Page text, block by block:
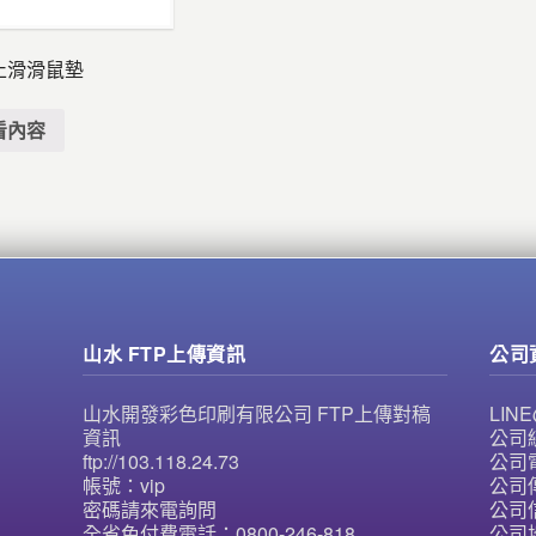
滑滑鼠墊
內容
山水 FTP上傳資訊
山水開發彩色印刷有限公司 FTP上傳對稿
資訊
ftp://103.118.24.73
帳號：vip
密碼請來電詢問
公司
公司
公司
公司
公司